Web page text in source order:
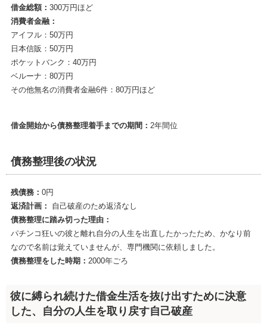
借金総額： 300万円ほど
消費者金融：
アイフル：50万円
日本信販：50万円
ポケットバンク：40万円
ベルーナ：80万円
その他無名の消費者金融6件：80万円ほど
借金開始から債務整理着手までの期間： 2年間位
債務整理後の状況
残債務： 0円
返済計画：
自己破産のため返済なし
債務整理に踏み切った理由：
パチンコ狂いの彼と離れ自分の人生を出直したかったため、かなり前
なので名前は覚えていませんが、専門機関に依頼しました。
債務整理をした時期： 2000年ごろ
彼に縛られ続けた借金生活を抜け出すために決意
した、自分の人生を取り戻す自己破産